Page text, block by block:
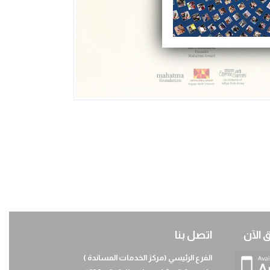
الآن اتصل بنا
الفرع الرئيسي (مركز الخدمات المساندة )